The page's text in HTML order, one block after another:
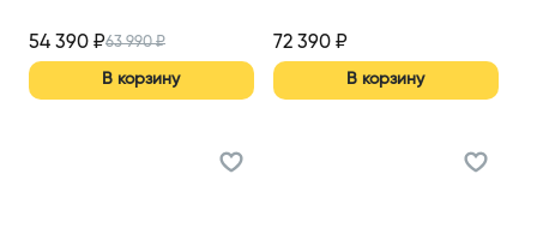
54 390 ₽63 990₽
В корзину
72 390₽
В корзину